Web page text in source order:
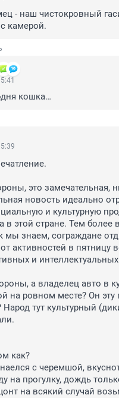
- наш чистокровный
камерой.
кошка…
это замечательная,
новость идеально
и культурную
в этой стране. Тем более
мы знаем, сограждане
активностей в пятницу
и
а владелец авто в
на ровном месте? Он эту
Народ тут культурный
как?
с черемшой,
на прогулку, дождь
на всякий случай